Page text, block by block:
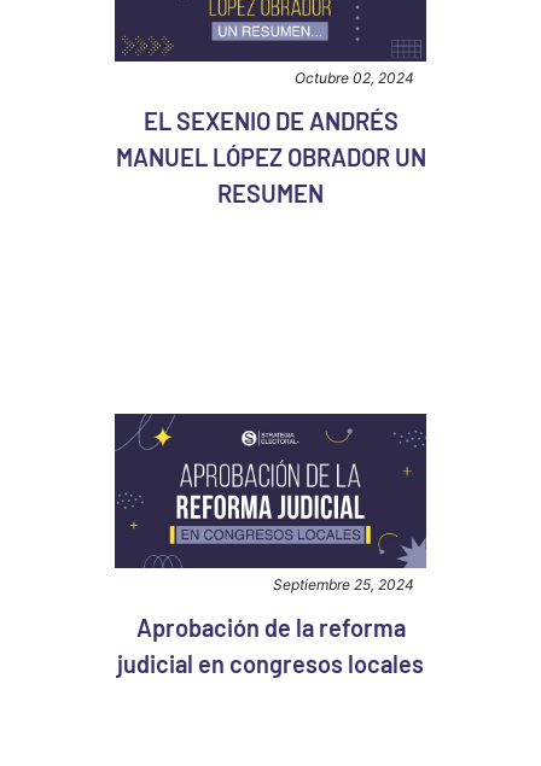
Octubre 02, 2024
EL SEXENIO DE ANDRÉS
MANUEL LÓPEZ OBRADOR UN
RESUMEN
Septiembre 25, 2024
Aprobación de la reforma
judicial en congresos locales